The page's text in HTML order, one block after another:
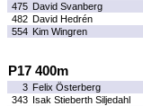
475 David Svanberg
482 David Hedrén
554 Kim Wingren
P17 400m
3 Felix Österberg
343 Isak Stieberth Siljedahl